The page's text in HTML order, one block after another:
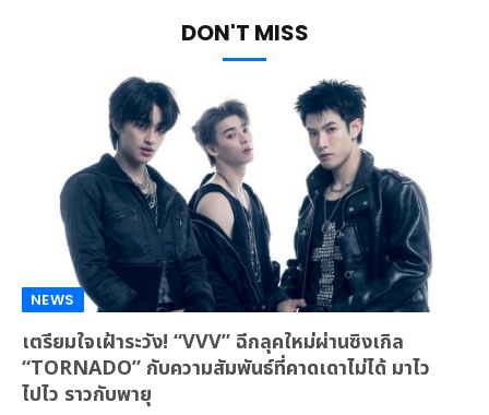
DON'T MISS
NEWS
เตรียมใจเฝ้าระวัง! “VVV” ฉีกลุคใหม่ผ่านซิงเกิล
“TORNADO” กับความสัมพันธ์ที่คาดเดาไม่ได้ มาไว
ไปไว ราวกับพายุ